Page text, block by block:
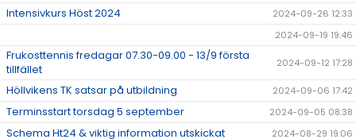
Intensivkurs Höst 2024
2024-09-26 12:33
2024-09-19 19:46
Frukosttennis fredagar 07.30-09.00 - 13/9 första
tillfället
2024-09-12 17:28
Höllvikens TK satsar på utbildning 2024-09-06 17:42
Terminsstart torsdag 5 september 2024-09-05 08:38
Schema Ht24 & viktig information utskickat 2024-08-29 19:06